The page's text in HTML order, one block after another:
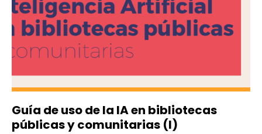
Guía de uso de la IA en bibliotecas
públicas y comunitarias (I)